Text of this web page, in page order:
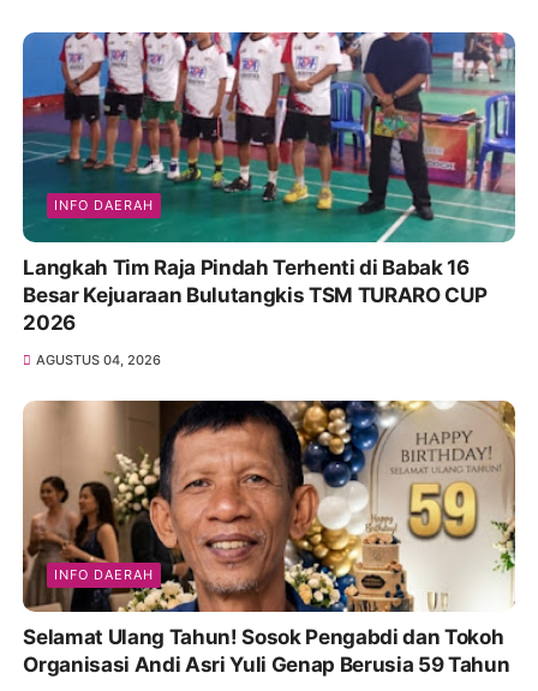
INFO DAERAH
Langkah Tim Raja Pindah Terhenti di Babak 16
Besar Kejuaraan Bulutangkis TSM TURARO CUP
2026
AGUSTUS 04, 2026
INFO DAERAH
Selamat Ulang Tahun! Sosok Pengabdi dan Tokoh
Organisasi Andi Asri Yuli Genap Berusia 59 Tahun